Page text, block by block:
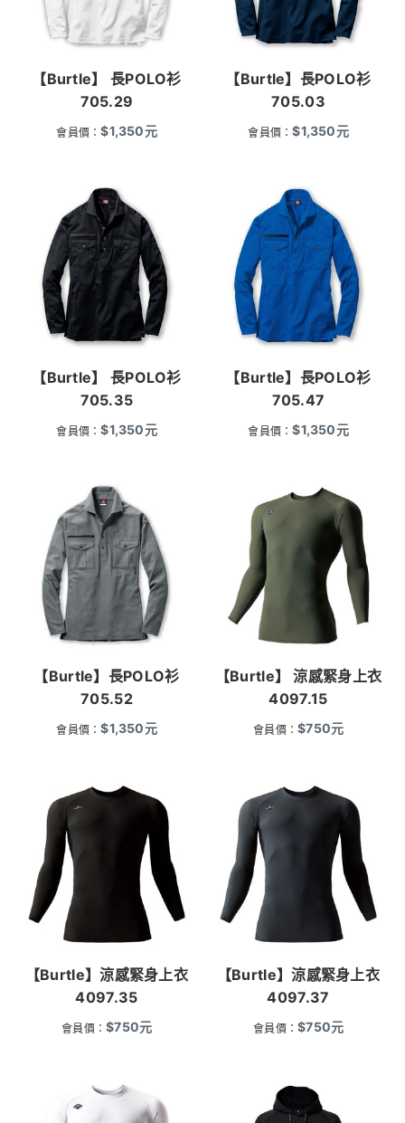
【Burtle】 長POLO衫
705.29
會員價：$1,350元
【Burtle】長POLO衫
705.03
會員價：$1,350元
【Burtle】 長POLO衫
705.35
會員價：$1,350元
【Burtle】長POLO衫
705.47
會員價：$1,350元
【Burtle】長POLO衫
705.52
會員價：$1,350元
【Burtle】 涼感緊身上衣
4097.15
會員價：$750元
【Burtle】涼感緊身上衣
4097.35
會員價：$750元
【Burtle】涼感緊身上衣
4097.37
會員價：$750元